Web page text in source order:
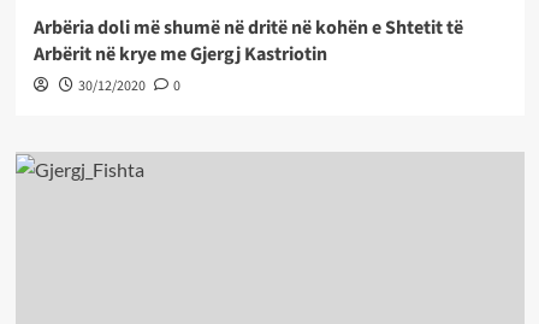
Arbëria doli më shumë në dritë në kohën e Shtetit të
Arbërit në krye me Gjergj Kastriotin
30/12/2020 0